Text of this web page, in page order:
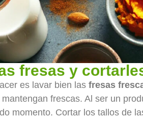
fresas y
es lavar bien las fresas
frescas. Al ser un
momento. Cortar los tallos de